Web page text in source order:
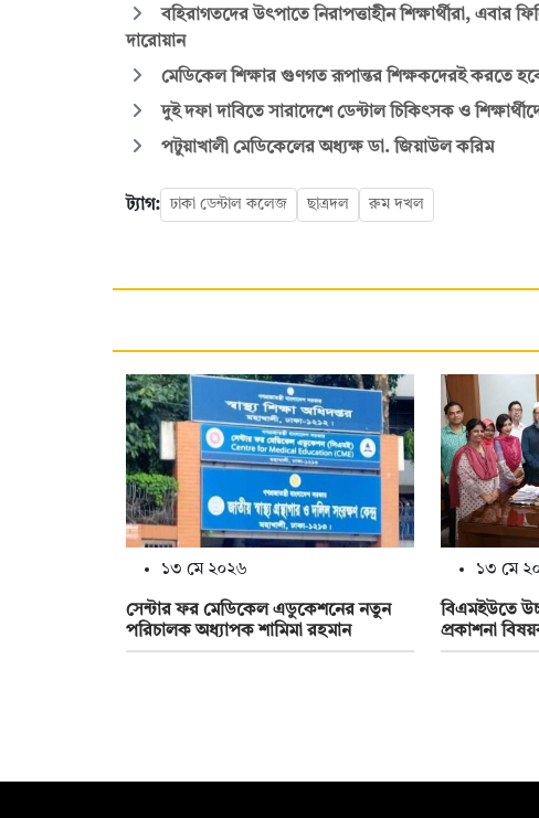
বহিরাগতদের উৎপাতে নিরাপত্তাহীন শিক্ষার্থীরা, এবার
দারোয়ান
মেডিকেল শিক্ষার গুণগত রূপান্তর শিক্ষকদেরই করতে
দুই দফা দাবিতে সারাদেশে ডেন্টাল চিকিৎসক ও
পটুয়াখালী মেডিকেলের অধ্যক্ষ ডা. জিয়াউল করিম
ট্যাগ: ঢাকা ডেন্টাল কলেজ ছাত্রদল রুম দখল
১৩ মে ২০২৬
সেন্টার ফর মেডিকেল এডুকেশনের নতুন
পরিচালক অধ্যাপক শামিমা রহমান
১৩ মে
বিএমইউতে
প্রকাশনা